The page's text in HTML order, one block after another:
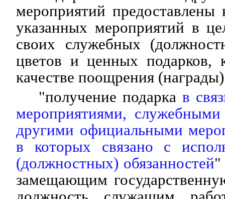
мероприятий предоставлены
указанных мероприятий в
своих служебных
цветов и ценных подарков,
качестве поощрения
"получение подарка в
мероприятиями,
другими официальными
в которых связано с
(должностных) обязанностей"
замещающим